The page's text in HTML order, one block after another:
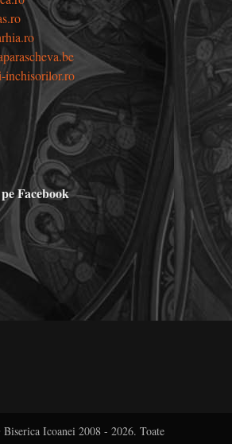
Facebook
Icoanei 2008 - 2026. Toate